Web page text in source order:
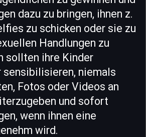
dazu zu bringen, ihnen z.
zu schicken oder sie zu
Handlungen zu
sollten ihre Kinder
niemals
Fotos oder Videos an
und sofort
wenn ihnen eine
wird.